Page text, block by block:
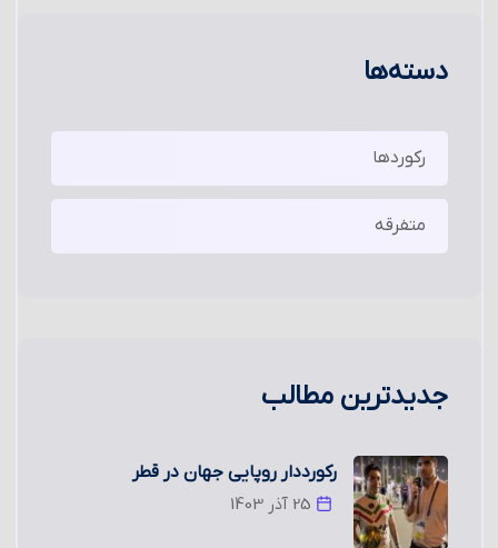
دسته‌ها
رکوردها
متفرقه
جدیدترین مطالب
رکورددار روپایی جهان در قطر